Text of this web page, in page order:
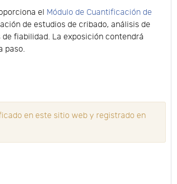
el Módulo de Cuantificación de
de estudios de cribado, análisis de
fiabilidad. La exposición contendrá
paso.
en este sitio web y registrado en